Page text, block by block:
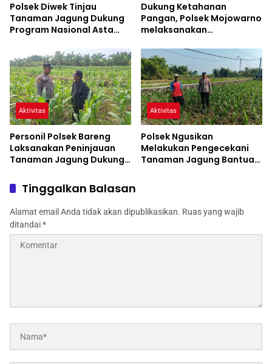
Polsek Diwek Tinjau
Tanaman Jagung Dukung
Program Nasional Asta
Dukung Ketahanan
Pangan, Polsek Mojowarno
melaksanakan
Jagung
Aktivitas
Personil Polsek Bareng
Laksanakan Peninjauan
Tanaman Jagung Dukung
Pangan
Aktivitas
Polsek Ngusikan
Melakukan Pengecekani
Tanaman Jagung Bantuan
Tinggalkan Balasan
Alamat email Anda tidak akan dipublikasikan. Ruas yang wajib
ditandai*